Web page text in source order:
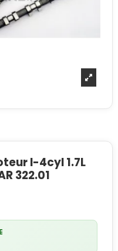
I-4cyl 1.7L
322.01